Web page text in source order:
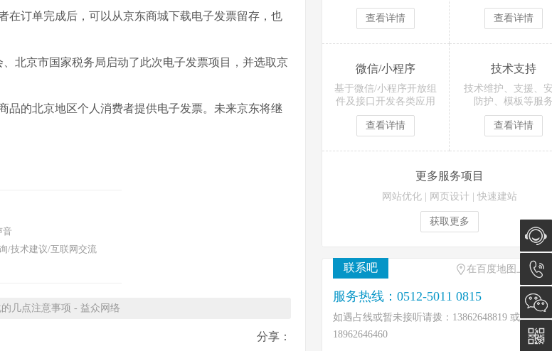
订单完成后，可以从京东商城下载电子发票留存，也
北京市国家税务局启动了此次电子发票项目，并选取京
的北京地区个人消费者提供电子发票。未来京东将继
音
/技术建议/互联网交流
几点注意事项 - 益众网络
分享：
查看详情 查看详情
微信/小程序
基于微信/小程序开放组
件及接口开发各类应用
查看详情
技术支持
技术维护、支援、
防护、模板等服
查看详情
更多服务项目
网站优化 网页设计 快速建站
获取更多
联系吧 在百度地图上找到
服务热线：0512-5011 0815
如遇占线或暂未接听请拨：13862648819 或
18962646460
在线咨
询
0512-
5011